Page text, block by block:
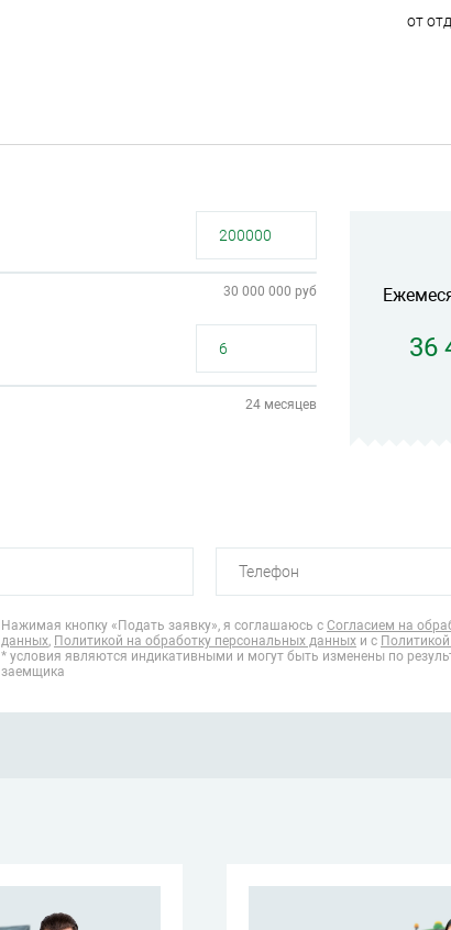
от
30 000 000 руб
24 месяцев
36
Нажимая кнопку «Подать заявку», я соглашаюсь с Согласием на
данных, Политикой на обработку персональных данных и с
* условия являются индикативными и могут быть изменены по
заемщика